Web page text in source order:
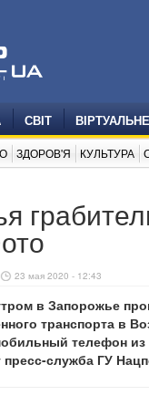
СВІТ
ЗДОРОВ'Я КУЛЬТУРА
23 мая 2020 - 12:43
в Запорожье
транспорта в
телефон
служба ГУ